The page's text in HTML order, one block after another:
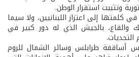
وتثبيت استقرار الوطن.
كلمتها إلى اعتزاز اللبنانيين، ولا سيما
والقاع، بالجيش الذي له دور كبير في
التحديات.
أساقفة طرابلس وسائر الشمال للروم